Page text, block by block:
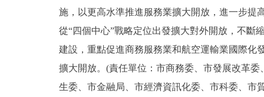
施，以更高水準推進服務業擴大開放，進一步提
從“四個中心”戰略定位出發擴大對外開放，不斷
建設，重點促進商務服務業和航空運輸業國際化
擴大開放。(責任單位：市商務委、市發展改革
生委、市金融局、市經濟資訊化委、市科委、市